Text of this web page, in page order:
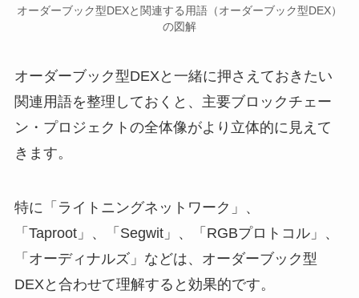
オーダーブック型DEXと関連する用語（オーダーブック型DEX）
の図解
オーダーブック型DEXと一緒に押さえておきたい
関連用語を整理しておくと、主要ブロックチェー
ン・プロジェクトの全体像がより立体的に見えて
きます。
特に「ライトニングネットワーク」、
「Taproot」、「Segwit」、「RGBプロトコル」、
「オーディナルズ」などは、オーダーブック型
DEXと合わせて理解すると効果的です。